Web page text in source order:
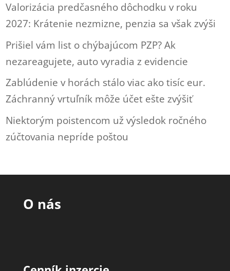
Valorizácia predčasného dôchodku v roku
2027: Krátenie nezmizne, penzia sa však zvýši
Prišiel vám list o chýbajúcom PZP? Ak
nezareagujete, auto vyradia z evidencie
Zablúdenie v horách stálo viac ako tisíc eur.
Záchranný vrtuľník môže účet ešte zvýšiť
Niektorým poistencom už výsledok ročného
zúčtovania nepríde poštou
O nás